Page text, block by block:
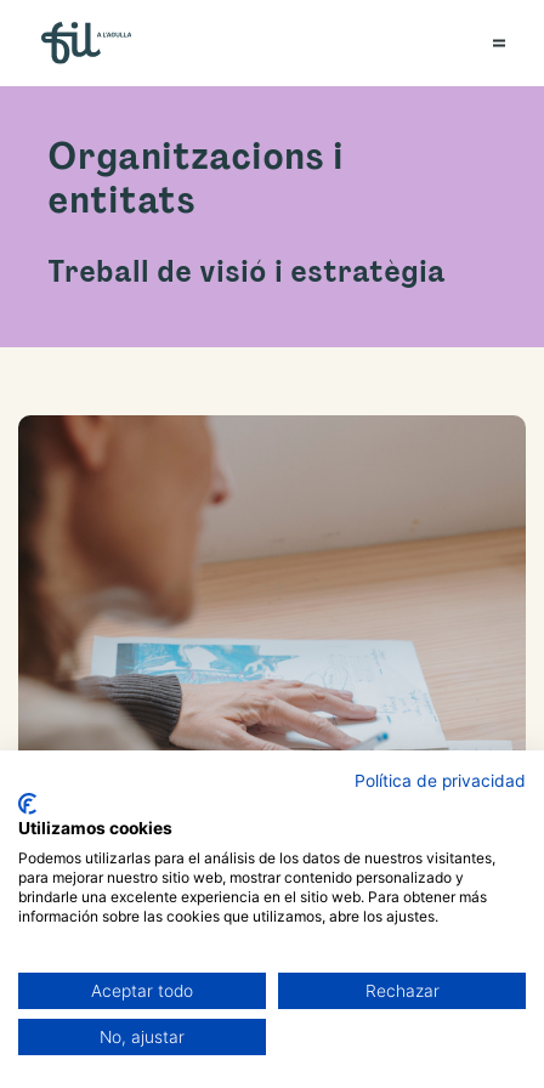
Organitzacions i
entitats
Treball de visió i estratègia
Política de privacidad
Utilizamos cookies
Podemos utilizarlas para el análisis de los datos de nuestros visitantes,
para mejorar nuestro sitio web, mostrar contenido personalizado y
brindarle una excelente experiencia en el sitio web. Para obtener más
información sobre las cookies que utilizamos, abre los ajustes.
Aceptar todo Rechazar
No, ajustar